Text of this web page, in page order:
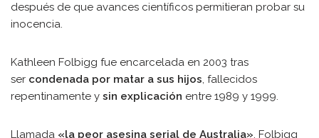
después de que avances científicos permitieran probar su
inocencia.
Kathleen Folbigg fue encarcelada en 2003 tras
ser condenada por matar a sus hijos, fallecidos
repentinamente y sin explicación entre 1989 y 1999.
Llamada «la peor asesina serial de Australia», Folbigg